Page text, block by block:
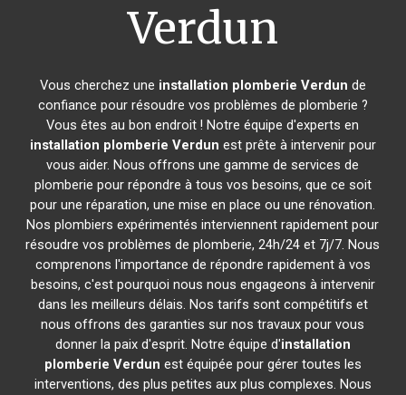
Verdun
Vous cherchez une installation plomberie Verdun de
confiance pour résoudre vos problèmes de plomberie ?
Vous êtes au bon endroit ! Notre équipe d'experts en
installation plomberie Verdun est prête à intervenir pour
vous aider. Nous offrons une gamme de services de
plomberie pour répondre à tous vos besoins, que ce soit
pour une réparation, une mise en place ou une rénovation.
Nos plombiers expérimentés interviennent rapidement pour
résoudre vos problèmes de plomberie, 24h/24 et 7j/7. Nous
comprenons l'importance de répondre rapidement à vos
besoins, c'est pourquoi nous nous engageons à intervenir
dans les meilleurs délais. Nos tarifs sont compétitifs et
nous offrons des garanties sur nos travaux pour vous
donner la paix d'esprit. Notre équipe d'installation
plomberie Verdun est équipée pour gérer toutes les
interventions, des plus petites aux plus complexes. Nous